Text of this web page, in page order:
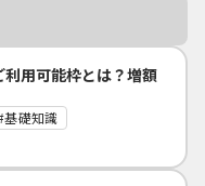
用可能枠とは？増額
基礎知識